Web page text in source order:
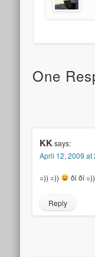
One
KKsays:
April 12, 2009 at
=)) =)) ôi ôi =))
Reply